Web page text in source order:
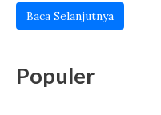
Baca Selanjutnya
Populer